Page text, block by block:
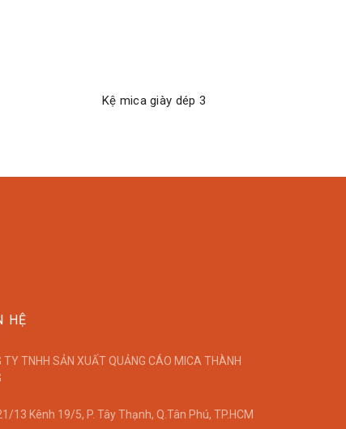
ĐỌC TIẾP
Kệ mica giày dép 3
HỆ
TY TNHH SẢN XUẤT QUẢNG CÁO MICA THÀNH
13 Kênh 19/5, P. Tây Thạnh, Q.Tân Phú, TP.HCM